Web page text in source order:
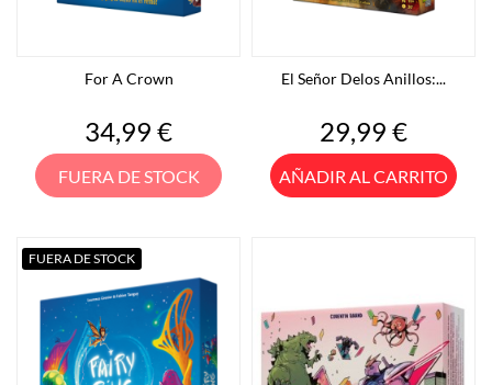
For A Crown
Precio
34,99 €
FUERA DE STOCK
El Señor Delos Anillos:...
Precio
29,99 €
AÑADIR AL CARRITO
FUERA DE STOCK